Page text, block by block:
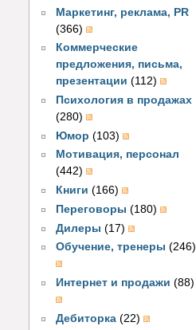
Маркетинг, реклама, PR
(366)
Коммерческие
предложения, письма,
презентации (112)
Психология в продажах
(280)
Юмор (103)
Мотивация, персонал
(442)
Книги (166)
Переговоры (180)
Дилеры (17)
Обучение, тренеры (246)
Интернет и продажи (88)
Дебиторка (22)